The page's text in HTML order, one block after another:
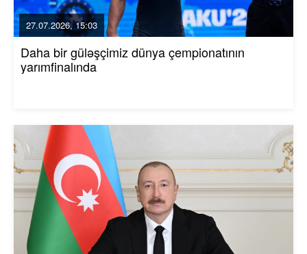
27.07.2026, 15:03
Daha bir güləşçimiz dünya çempionatının
yarımfinalında